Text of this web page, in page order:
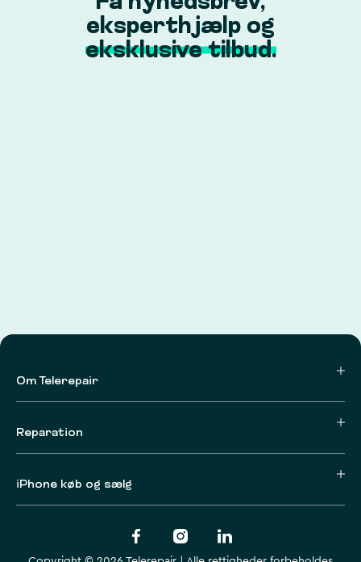
eksperthjælp og
eksklusive tilbud.
Om Telerepair
Reparation
iPhone køb og sælg